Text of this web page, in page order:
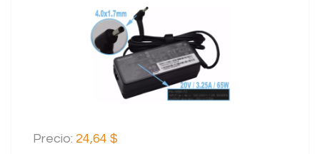
VER MAS
AGREGAR AL CARRITO
Precio: 24,64 $